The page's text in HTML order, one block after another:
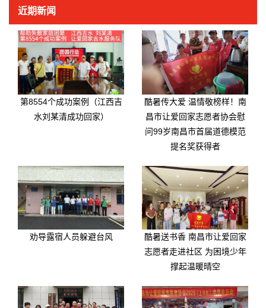
近期新闻
第8554个成功案例（江西吉
水刘某清成功回家）
酷暑传大爱 温情敬榜样！南
昌市让爱回家志愿者协会慰
问99岁南昌市首届道德模范
提名奖获得者
劝导露宿人员躲避台风
酷暑送书香 南昌市让爱回家
志愿者走进社区 为困境少年
撑起温暖晴空